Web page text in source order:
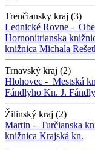
Trenčiansky kraj (3)
Lednické Rovne -
Hornonitrianska
knižnica Michala
Trnavský kraj (2)
Hlohovec - Mestská
Fándlyho Kn. J.
Žilinský kraj (2)
Martin - Turčianska
knižnica Krajská kn.